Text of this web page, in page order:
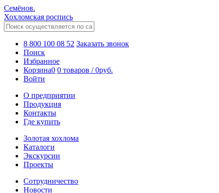
Семёнов.
Хохломская роспись
8 800 100 08 52 Заказать звонок
Поиск
Избранное
Корзина0 0 товаров /0руб.
Войти
О предприятии
Продукция
Контакты
Где купить
Золотая хохлома
Каталоги
Экскурсии
Проекты
Сотрудничество
Новости